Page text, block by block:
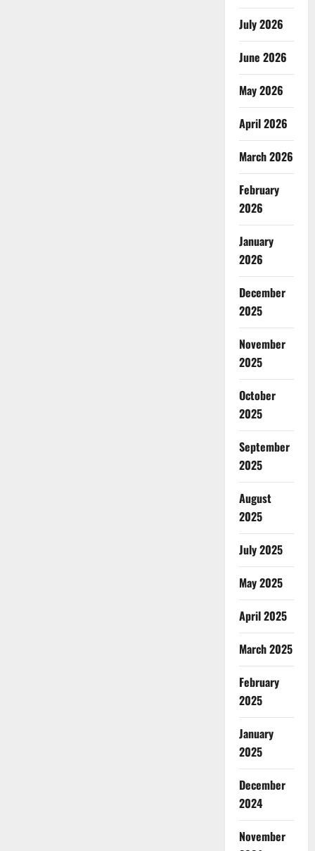
July 2026
June 2026
May 2026
April 2026
March 2026
February
2026
January
2026
December
2025
November
2025
October
2025
September
2025
August
2025
July 2025
May 2025
April 2025
March 2025
February
2025
January
2025
December
2024
November